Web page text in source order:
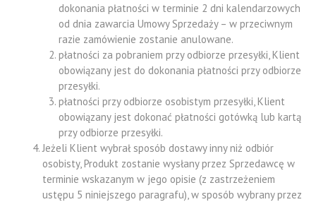
dokonania płatności w terminie 2 dni kalendarzowych
od dnia zawarcia Umowy Sprzedaży – w przeciwnym
razie zamówienie zostanie anulowane.
płatności za pobraniem przy odbiorze przesyłki, Klient
obowiązany jest do dokonania płatności przy odbiorze
przesyłki.
płatności przy odbiorze osobistym przesyłki, Klient
obowiązany jest dokonać płatności gotówką lub kartą
przy odbiorze przesyłki.
Jeżeli Klient wybrał sposób dostawy inny niż odbiór
osobisty, Produkt zostanie wysłany przez Sprzedawcę w
terminie wskazanym w jego opisie (z zastrzeżeniem
ustępu 5 niniejszego paragrafu), w sposób wybrany przez